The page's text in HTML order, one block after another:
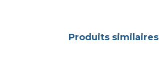
Produits similaires